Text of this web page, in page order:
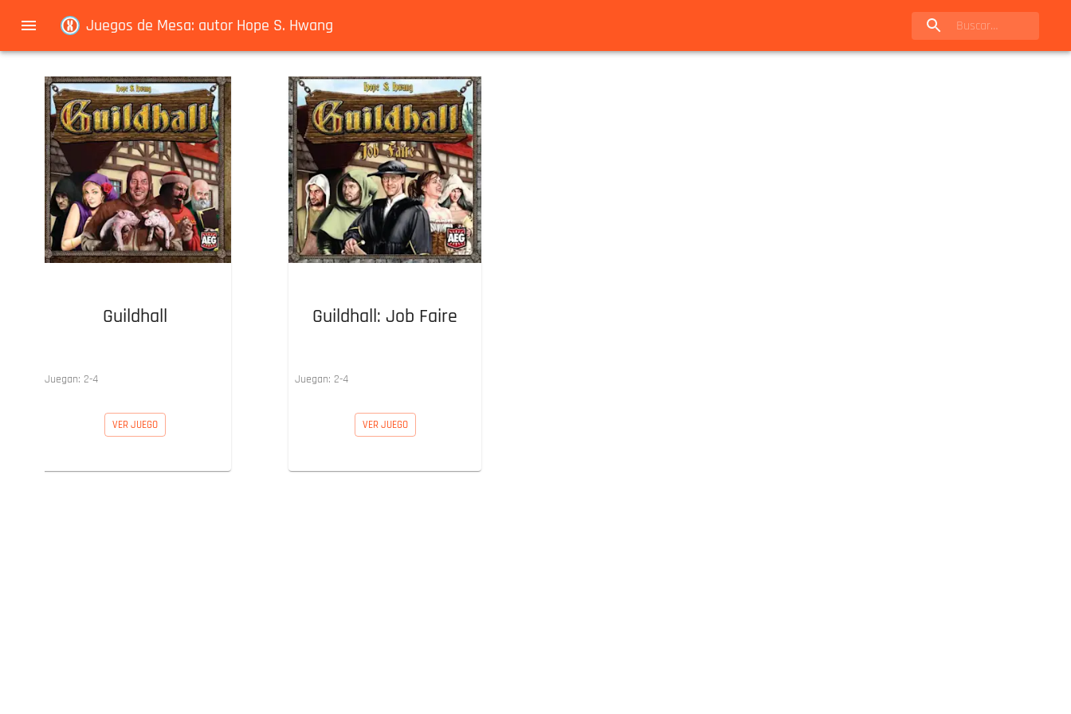
Juegos de Mesa: autor Hope S. Hwang
Guildhall
Juegan: 2-4
VER JUEGO
Guildhall: Job Faire
Juegan: 2-4
VER JUEGO